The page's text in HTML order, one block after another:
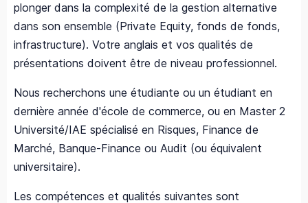
plonger dans la complexité de la gestion alternative
dans son ensemble (Private Equity, fonds de fonds,
infrastructure). Votre anglais et vos qualités de
présentations doivent être de niveau professionnel.
Nous recherchons une étudiante ou un étudiant en
dernière année d'école de commerce, ou en Master 2
Université/IAE spécialisé en Risques, Finance de
Marché, Banque-Finance ou Audit (ou équivalent
universitaire).
Les compétences et qualités suivantes sont